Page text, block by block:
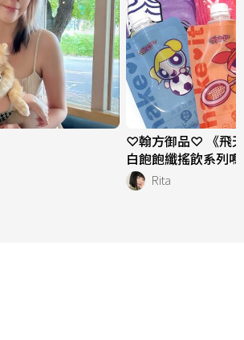
♡翰方御品♡ 《飛
白飽飽纖搖飲系列
Rita